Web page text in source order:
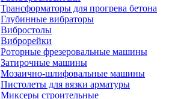
Трансформаторы для прогрева бетона
Глубинные вибраторы
Вибростолы
Виброрейки
Роторные фрезеровальные машины
Затирочные машины
Мозаично-шлифовальные машины
Пистолеты для вязки арматуры
Миксеры строительные